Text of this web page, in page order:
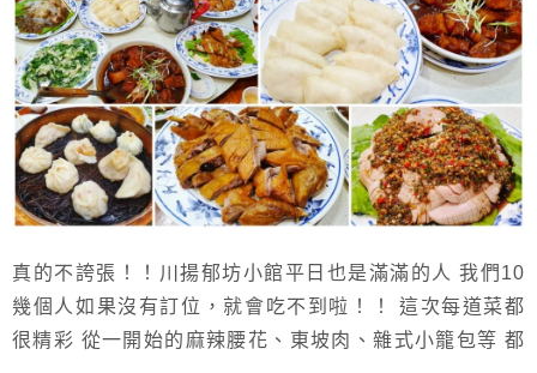
真的不誇張！！川揚郁坊小館平日也是滿滿的人 我們10
幾個人如果沒有訂位，就會吃不到啦！！ 這次每道菜都
很精彩 從一開始的麻辣腰花、東坡肉、雜式小籠包等 都